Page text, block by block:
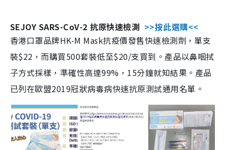
SEJOY SARS-CoV-2 抗原快速檢測 >>按此選購<<
香港口罩品牌HK-M Mask抗疫價發售快速檢測劑，單支
裝$22，而購買500套裝低至$20/支買到。產品以鼻咽拭
子方式採樣，準確性高達99%，15分鐘就知結果。產品
已列在歐盟2019冠狀病毒病快速抗原測試通用名單。